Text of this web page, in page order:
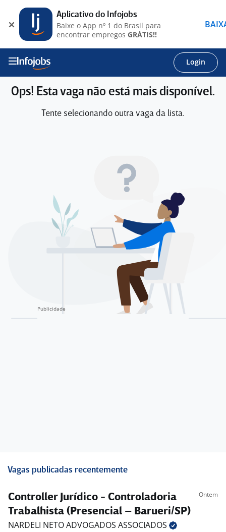
Login
Ops! Esta vaga não está mais disponível.
Tente selecionando outra vaga da lista.
Vagas publicadas recentemente
Controller Jurídico - Controladoria
Trabalhista (Presencial – Barueri/SP)
Ontem
NARDELI NETO ADVOGADOS ASSOCIADOS
Aplicativo do Infojobs
Baixe o App nº 1 do Brasil para
encontrar empregos GRÁTIS!!